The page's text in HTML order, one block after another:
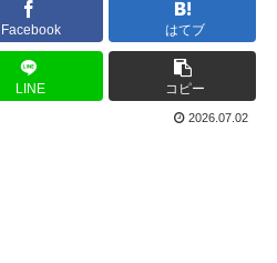
Facebook はてブ
LINE コピー
2026.07.02